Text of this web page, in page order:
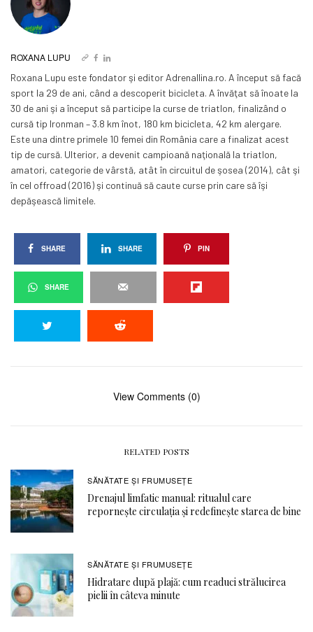
ROXANA LUPU
Roxana Lupu este fondator şi editor Adrenallina.ro. A început să facă
sport la 29 de ani, când a descoperit bicicleta. A învăţat să înoate la
30 de ani şi a început să participe la curse de triatlon, finalizând o
cursă tip Ironman – 3.8 km înot, 180 km bicicleta, 42 km alergare.
Este una dintre primele 10 femei din România care a finalizat acest
tip de cursă. Ulterior, a devenit campioană naţională la triatlon,
amatori, categorie de vârstă, atât în circuitul de şosea (2014), cât şi
în cel offroad (2016) şi continuă să caute curse prin care să îşi
depăşească limitele.
SHARE SHARE PIN
SHARE
View Comments (0)
RELATED POSTS
SĂNĂTATE ŞI FRUMUSEȚE
Drenajul limfatic manual: ritualul care
repornește circulația și redefinește starea de bine
SĂNĂTATE ŞI FRUMUSEȚE
Hidratare după plajă: cum readuci strălucirea
pielii în câteva minute